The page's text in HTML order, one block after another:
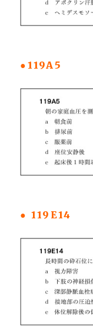
●119A5
● 119E14